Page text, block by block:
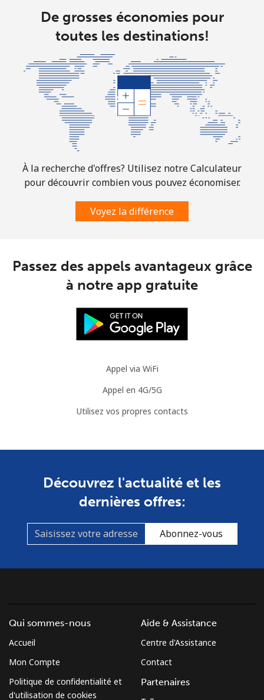
De grosses économies pour
toutes les destinations!
À la recherche d'offres? Utilisez notre Calculateur
pour découvrir combien vous pouvez économiser.
Voyez la différence
Passez des appels avantageux grâce
à notre app gratuite
Appel via WiFi
Appel en 4G/5G
Utilisez vos propres contacts
Découvrez l'actualité et les
dernières offres:
Abonnez-vous
Qui sommes-nous
Accueil
Mon Compte
Politique de confidentialité et
d'utilisation de cookies
Aide & Assistance
Centre d'Assistance
Contact
Partenaires